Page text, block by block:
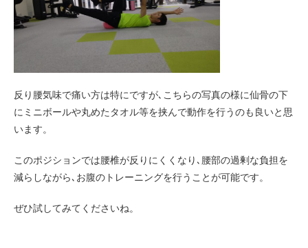
反り腰気味で痛い方は特にですが､こちらの写真の様に仙骨の下
にミニボールや丸めたタオル等を挟んで動作を行うのも良いと思
います。
このポジションでは腰椎が反りにくくなり､腰部の過剰な負担を
減らしながら､お腹のトレーニングを行うことが可能です。
ぜひ試してみてくださいね。